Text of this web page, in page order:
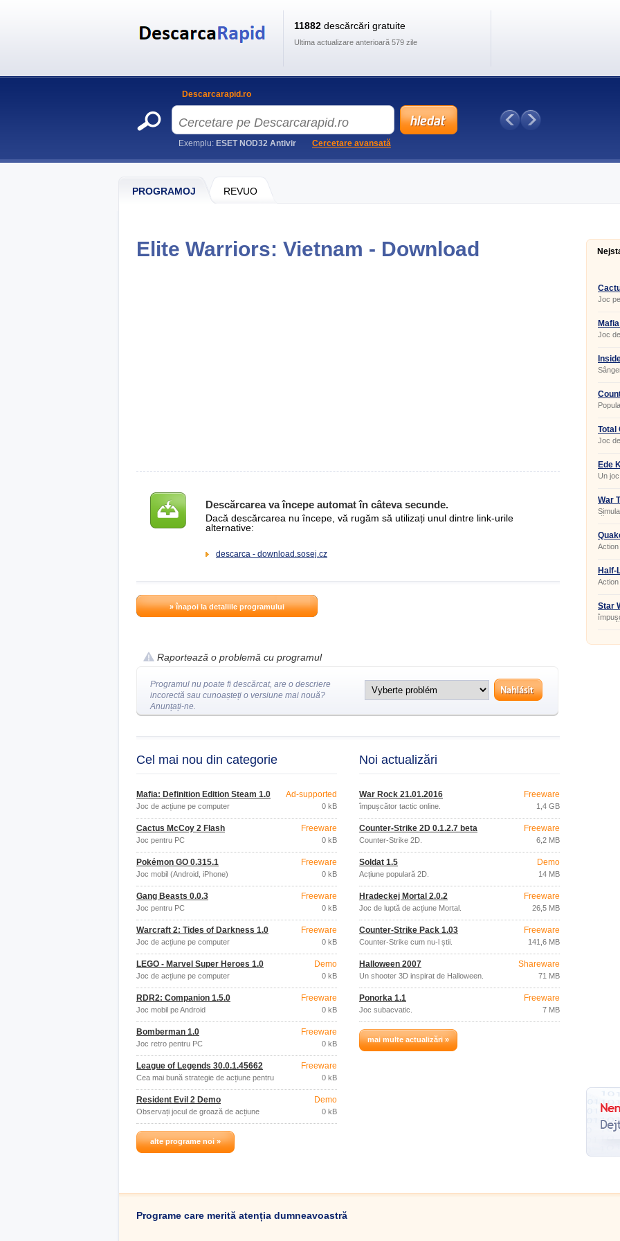
PROGRAMOJ REVUO
Elite Warriors: Vietnam - Download
Descărcarea va începe automat în câteva secunde.
Dacă descărcarea nu începe, vă rugăm să utilizați unul dintre link-urile
alternative:
descarca - download.sosej.cz
» înapoi la detaliile programului
Raportează o problemă cu programul
Programul nu poate fi descărcat, are o descriere
incorectă sau cunoașteți o versiune mai nouă?
Anunțați-ne.
Cel mai nou din categorie
Mafia: Definition Edition Steam 1.0
Joc de acțiune pe computer
Ad-supported
0 kB
Cactus McCoy 2 Flash
Joc pentru PC
Freeware
0 kB
Pokémon GO 0.315.1
Joc mobil (Android, iPhone)
Freeware
0 kB
Gang Beasts 0.0.3
Joc pentru PC
Freeware
0 kB
Warcraft 2: Tides of Darkness 1.0
Joc de acțiune pe computer
Freeware
0 kB
LEGO - Marvel Super Heroes 1.0
Joc de acțiune pe computer
Demo
0 kB
RDR2: Companion 1.5.0
Joc mobil pe Android
Freeware
0 kB
Bomberman 1.0
Joc retro pentru PC
Freeware
0 kB
League of Legends 30.0.1.45662
Cea mai bună strategie de acțiune pentru
Freeware
0 kB
Resident Evil 2 Demo
Observați jocul de groază de acțiune
Resident Evil
Demo
0 kB
alte programe noi »
Noi actualizări
War Rock 21.01.2016
împușcător tactic online.
Freeware
1,4 GB
Counter-Strike 2D 0.1.2.7 beta
Counter-Strike 2D.
Freeware
6,2 MB
Soldat 1.5
Acțiune populară 2D.
Demo
14 MB
Hradeckej Mortal 2.0.2
Joc de luptă de acțiune Mortal.
Freeware
26,5 MB
Counter-Strike Pack 1.03
Counter-Strike cum nu-l știi.
Freeware
141,6 MB
Halloween 2007
Un shooter 3D inspirat de Halloween.
Shareware
71 MB
Ponorka 1.1
Joc subacvatic.
Freeware
7 MB
mai multe actualizări »
Joc
1.0
Joc
Total
Joc
Ede
Un
War
Half-
Star
Programe care merită atenția dumneavoastră
11882 descărcări gratuite
Ultima actualizare anterioară 579 zile
Descarcarapid.ro
Exemplu: ESET NOD32 Antivir Cercetare avansată